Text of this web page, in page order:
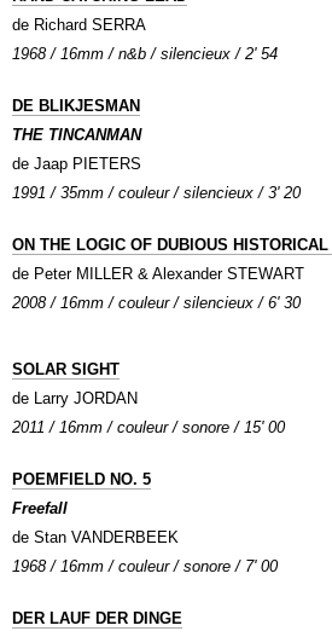
de Richard SERRA
1968 / 16mm / n&b / silencieux / 2' 54
DE BLIKJESMAN
THE TINCANMAN
de Jaap PIETERS
1991 / 35mm / couleur / silencieux / 3' 20
ON THE LOGIC OF DUBIOUS
de Peter MILLER & Alexander STEWART
2008 / 16mm / couleur / silencieux / 6' 30
SOLAR SIGHT
de Larry JORDAN
2011 / 16mm / couleur / sonore / 15' 00
POEMFIELD NO. 5
Freefall
de Stan VANDERBEEK
1968 / 16mm / couleur / sonore / 7' 00
DER LAUF DER DINGE